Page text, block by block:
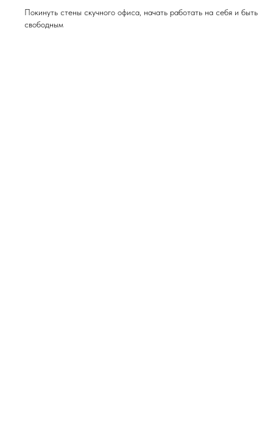
Покинуть стены скучного офиса, начать работать на себя и быть
свободным